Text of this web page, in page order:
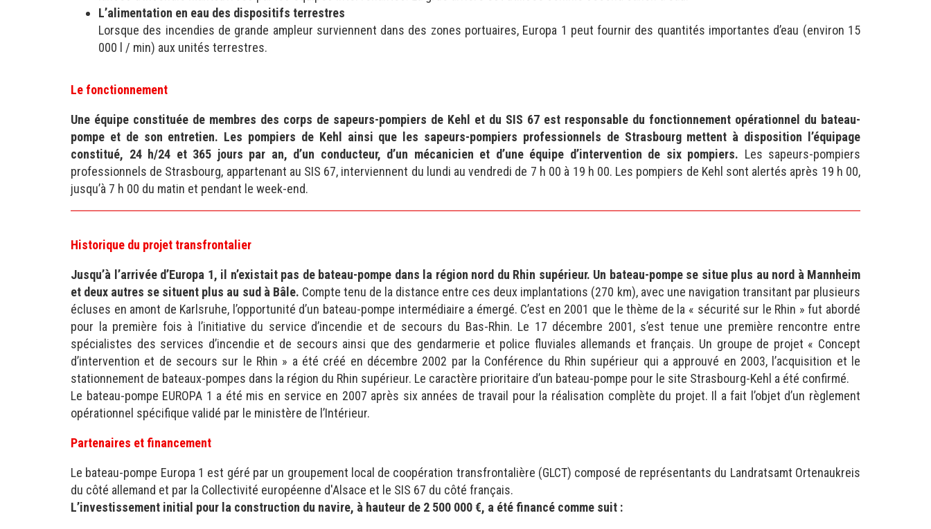
L’alimentation en eau des dispositifs terrestres
Lorsque des incendies de grande ampleur surviennent dans des zones portuaires, Europa 1 peut fournir des quantités importantes d’eau (environ 15
000 l / min) aux unités terrestres.
Le fonctionnement
Une équipe constituée de membres des corps de sapeurs-pompiers de Kehl et du SIS 67 est responsable du fonctionnement opérationnel du bateau-
pompe et de son entretien. Les pompiers de Kehl ainsi que les sapeurs-pompiers professionnels de Strasbourg mettent à disposition l’équipage
constitué, 24 h/24 et 365 jours par an, d’un conducteur, d’un mécanicien et d’une équipe d’intervention de six pompiers. Les sapeurs-pompiers
professionnels de Strasbourg, appartenant au SIS 67, interviennent du lundi au vendredi de 7 h 00 à 19 h 00. Les pompiers de Kehl sont alertés après 19 h 00,
jusqu’à 7 h 00 du matin et pendant le week-end.
Historique du projet transfrontalier
Jusqu’à l’arrivée d’Europa 1, il n’existait pas de bateau-pompe dans la région nord du Rhin supérieur. Un bateau-pompe se situe plus au nord à Mannheim
et deux autres se situent plus au sud à Bâle. Compte tenu de la distance entre ces deux implantations (270 km), avec une navigation transitant par plusieurs
écluses en amont de Karlsruhe, l’opportunité d’un bateau-pompe intermédiaire a émergé. C’est en 2001 que le thème de la « sécurité sur le Rhin » fut abordé
pour la première fois à l’initiative du service d’incendie et de secours du Bas-Rhin. Le 17 décembre 2001, s’est tenue une première rencontre entre
spécialistes des services d’incendie et de secours ainsi que des gendarmerie et police fluviales allemands et français. Un groupe de projet « Concept
d’intervention et de secours sur le Rhin » a été créé en décembre 2002 par la Conférence du Rhin supérieur qui a approuvé en 2003, l’acquisition et le
stationnement de bateaux-pompes dans la région du Rhin supérieur. Le caractère prioritaire d’un bateau-pompe pour le site Strasbourg-Kehl a été confirmé.
Le bateau-pompe EUROPA 1 a été mis en service en 2007 après six années de travail pour la réalisation complète du projet. Il a fait l’objet d’un règlement
opérationnel spécifique validé par le ministère de l’Intérieur.
Partenaires et financement
Le bateau-pompe Europa 1 est géré par un groupement local de coopération transfrontalière (GLCT) composé de représentants du Landratsamt Ortenaukreis
du côté allemand et par la Collectivité européenne d'Alsace et le SIS 67 du côté français.
L’investissement initial pour la construction du navire, à hauteur de 2 500 000 €, a été financé comme suit :